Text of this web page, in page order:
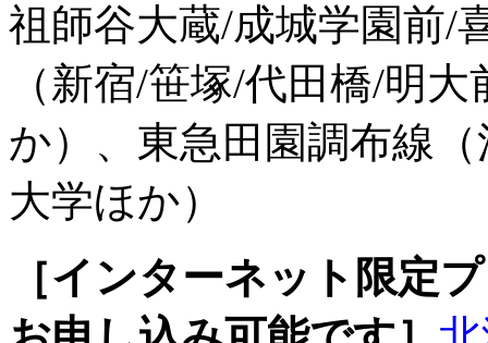
祖師谷大蔵/成城学園前/
（新宿/笹塚/代田橋/明
か）、東急田園調布線
大学ほか）
［インターネット限定